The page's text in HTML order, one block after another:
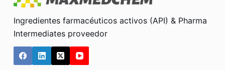
Ingredientes farmacéuticos activos (API) & Pharma
Intermediates proveedor